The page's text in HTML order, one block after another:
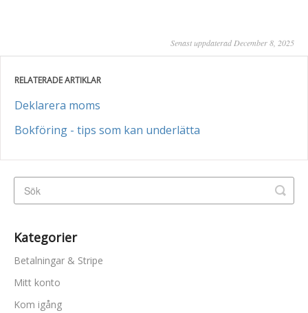
Senast uppdaterad December 8, 2025
RELATERADE ARTIKLAR
Deklarera moms
Bokföring - tips som kan underlätta
Kategorier
Betalningar & Stripe
Mitt konto
Kom igång